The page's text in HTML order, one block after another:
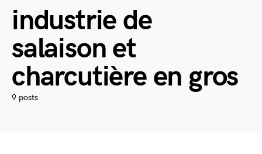
industrie de
salaison et
charcutière en gros
9 posts